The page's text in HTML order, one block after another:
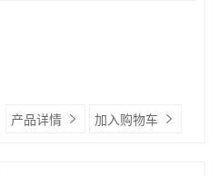
产品详情 加入购物车